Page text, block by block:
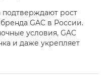
подтверждают рост
GAC в России.
условия, GAC
и даже укрепляет